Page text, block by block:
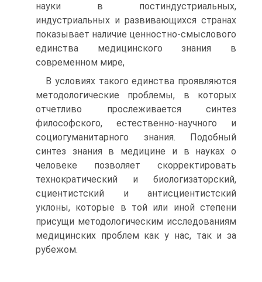
науки в постиндустриальных,
индустриальных и развивающихся странах
показывает наличие ценностно-смыслового
единства медицинского знания в
современном мире,
В условиях такого единства проявляются
методологические проблемы, в которых
отчетливо прослеживается синтез
философского, естественно-научного и
социогуманитарного знания. Подобный
синтез знания в медицине и в науках о
человеке позволяет скорректировать
технократический и биологизаторский,
сциентистский и антисциентистский
уклоны, которые в той или иной степени
присущи методологическим исследованиям
медицинских проблем как у нас, так и за
рубежом.